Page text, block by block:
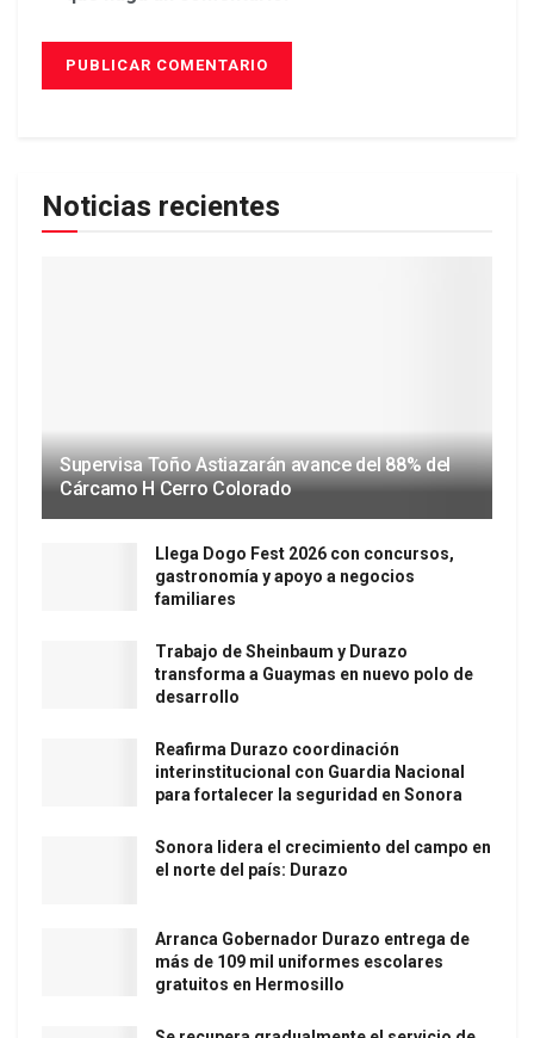
Noticias recientes
Supervisa Toño Astiazarán avance del 88% del
Cárcamo H Cerro Colorado
Llega Dogo Fest 2026 con concursos,
gastronomía y apoyo a negocios
familiares
Trabajo de Sheinbaum y Durazo
transforma a Guaymas en nuevo polo de
desarrollo
Reafirma Durazo coordinación
interinstitucional con Guardia Nacional
para fortalecer la seguridad en Sonora
Sonora lidera el crecimiento del campo en
el norte del país: Durazo
Arranca Gobernador Durazo entrega de
más de 109 mil uniformes escolares
gratuitos en Hermosillo